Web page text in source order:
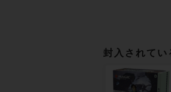
封入されて